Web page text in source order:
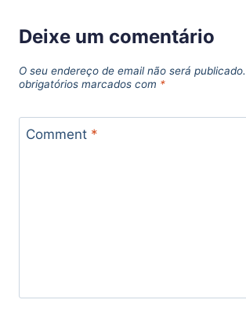
Deixe um comentário
O seu endereço de email não será publicado.
obrigatórios marcados com *
Comment *